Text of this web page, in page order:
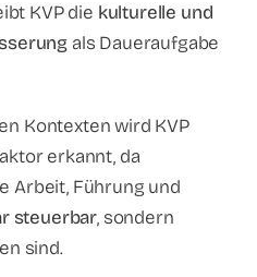
KVP die kulturelle und
als Daueraufgabe
Kontexten wird KVP
erkannt, da
Arbeit, Führung und
steuerbar, sondern
sind.